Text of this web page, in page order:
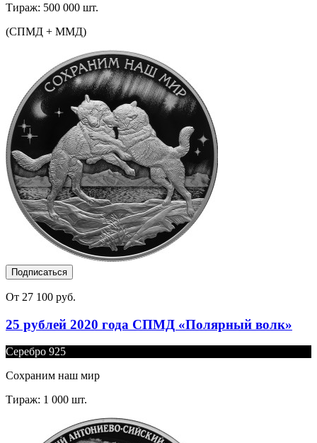
Тираж: 500 000 шт.
(СПМД + ММД)
Подписаться
От 27 100 руб.
25 рублей 2020 года СПМД «Полярный волк»
Серебро 925
Сохраним наш мир
Тираж: 1 000 шт.